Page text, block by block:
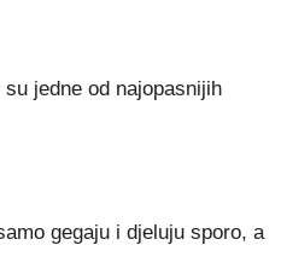
jedne od najopasnijih
gegaju i djeluju sporo, a